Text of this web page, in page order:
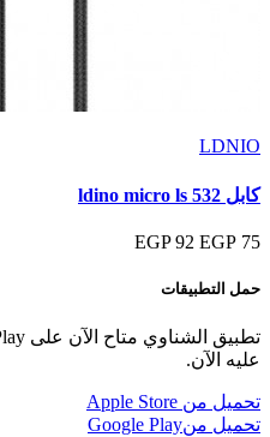
LDNIO
كابل ldino micro ls 532
75 EGP
92 EGP
حمل التطبيقات
عليه الآن.
تحميل من Apple Store
تحميل منGoogle Play